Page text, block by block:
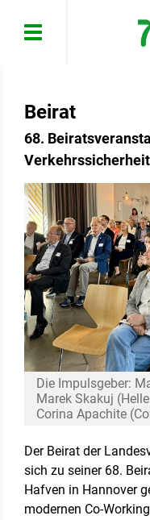
Beirat
68.
Verkehrssicherheit
Die Impulsgeber:
Marek Skakuj
Corina Apachite
Der Beirat der
sich zu seiner 68.
Hafven in Hannover
modernen Co-